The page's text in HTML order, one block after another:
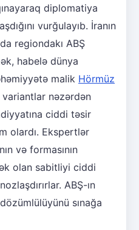
diplomatiya
vurğulayıb. İranın
regiondakı ABŞ
habelə dünya
malik Hörmüz
nəzərdən
ciddi təsir
olardı. Ekspertlər
və formasının
olan sabitliyi ciddi
ABŞ-ın
sınağa